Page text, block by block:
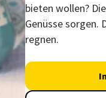
bieten wollen?
Genüsse sorgen.
regnen.